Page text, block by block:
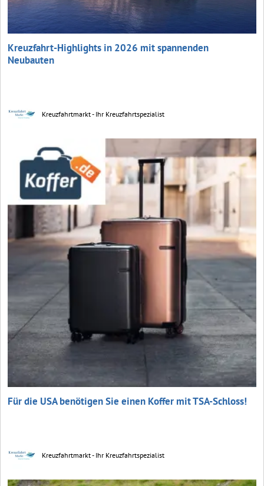
Kreuzfahrt-Highlights in 2026 mit spannenden
Neubauten
Kreuzfahrtmarkt - Ihr Kreuzfahrtspezialist
Für die USA benötigen Sie einen Koffer mit TSA-Schloss!
Kreuzfahrtmarkt - Ihr Kreuzfahrtspezialist